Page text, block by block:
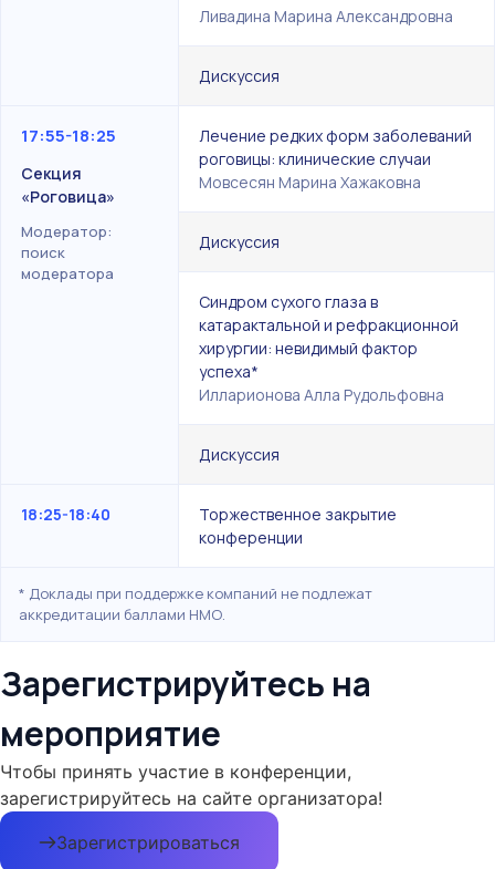
Ливадина Марина Александровна
Дискуссия
17:55-18:25
Секция
«Роговица»
Модератор:
поиск
модератора
Лечение редких форм заболеваний
роговицы: клинические случаи
Мовсесян Марина Хажаковна
Дискуссия
Синдром сухого глаза в
катарактальной и рефракционной
хирургии: невидимый фактор
успеха*
Илларионова Алла Рудольфовна
Дискуссия
18:25-18:40
Торжественное закрытие
конференции
* Доклады при поддержке компаний не подлежат
аккредитации баллами НМО.
Зарегистрируйтесь на
мероприятие
Чтобы принять участие в конференции,
зарегистрируйтесь на сайте организатора!
Зарегистрироваться